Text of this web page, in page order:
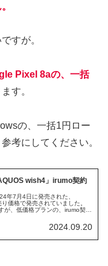
すが。
Pixel 8aの、一括
す。
の、一括1円ロー
考にしてください。
wish4」irumo契約
年7月4日に発売された、
価格で発売されていました。
が、低価格プランの、irumo契約
wish4の投げ売り価格をまと
2024.09.20